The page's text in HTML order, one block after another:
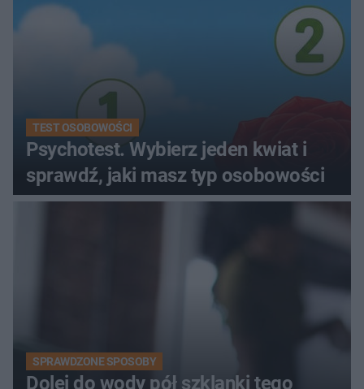
TEST OSOBOWOŚCI
Psychotest. Wybierz jeden kwiat i
sprawdź, jaki masz typ osobowości
SPRAWDZONE SPOSOBY
Dolej do wody pół szklanki tego